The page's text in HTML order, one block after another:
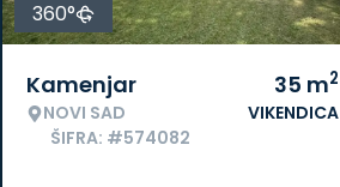
360°
Kamenjar
NOVI SAD
ŠIFRA: #574082
35 m2
VIKENDICA